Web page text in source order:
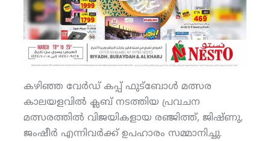
കഴിഞ്ഞ വേര്‍ഡ് കപ്പ് ഫുട്‌ബോള്‍ മത്സര
കാലയളവില്‍ ക്ലബ് നടത്തിയ പ്രവചന
മത്സരത്തില്‍ വിജയികളായ രഞ്ജിത്ത്, ജിഷ്ണു,
ജംഷീര്‍ എന്നിവര്‍ക്ക് ഉപഹാരം സമ്മാനിച്ചു.